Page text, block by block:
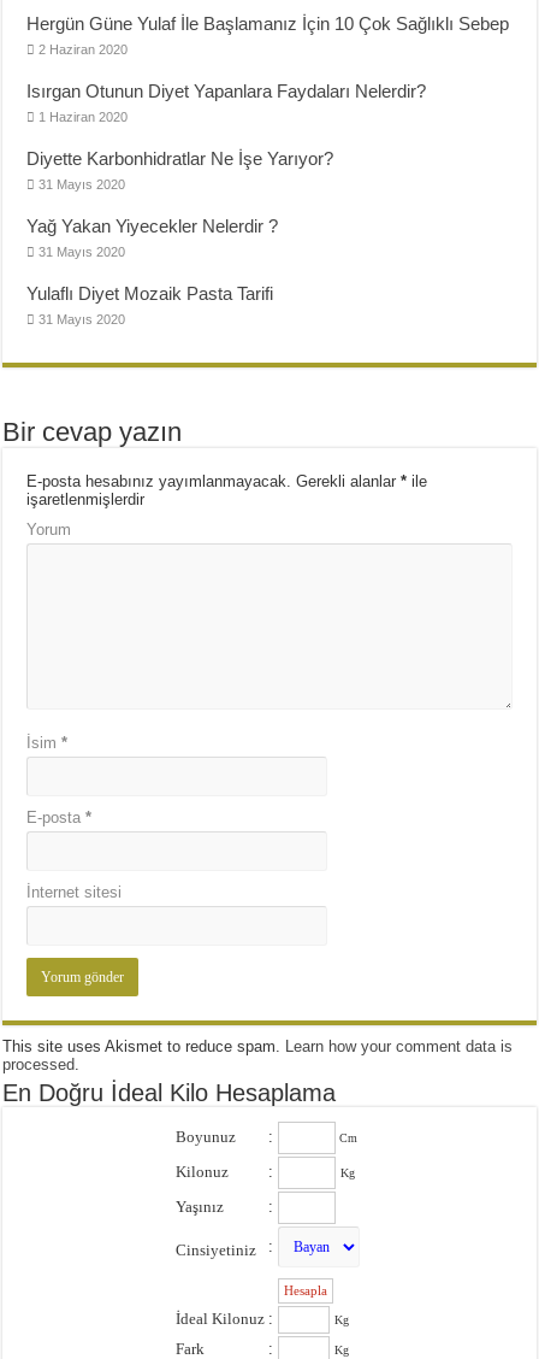
Hergün Güne Yulaf İle Başlamanız İçin 10 Çok Sağlıklı Sebep
2 Haziran 2020
Isırgan Otunun Diyet Yapanlara Faydaları Nelerdir?
1 Haziran 2020
Diyette Karbonhidratlar Ne İşe Yarıyor?
31 Mayıs 2020
Yağ Yakan Yiyecekler Nelerdir ?
31 Mayıs 2020
Yulaflı Diyet Mozaik Pasta Tarifi
31 Mayıs 2020
Bir cevap yazın
E-posta hesabınız yayımlanmayacak. Gerekli alanlar* ile
işaretlenmişlerdir
Yorum
İsim*
E-posta*
İnternet sitesi
This site uses Akismet to reduce spam. Learn how your comment data is
processed.
En Doğru İdeal Kilo Hesaplama
Boyunuz : Cm
Kilonuz : Kg
Yaşınız :
Cinsiyetiniz :
İdeal Kilonuz : Kg
Fark : Kg